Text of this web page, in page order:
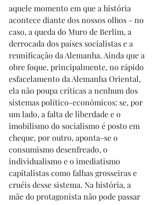
aquele momento em que a história
acontece diante dos nossos olhos - no
caso, a queda do Muro de Berlim, a
derrocada dos países socialistas e a
reunificação da Alemanha. Ainda que a
obre foque, principalmente, no rápido
esfacelamento da Alemanha Oriental,
ela não poupa críticas a nenhum dos
sistemas político-econômicos: se, por
um lado, a falta de liberdade e o
imobilismo do socialismo é posto em
cheque, por outro, aponta-se o
consumismo desenfreado, o
individualismo e o imediatismo
capitalistas como falhas grosseiras e
cruéis desse sistema. Na história, a
mãe do protagonista não pode passar